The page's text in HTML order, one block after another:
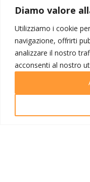
Diamo valore
Utilizziamo i cookie
navigazione, offrirti
analizzare il nostro
acconsenti al nostro
I